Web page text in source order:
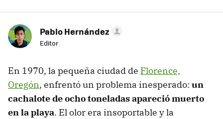
Pablo Hernández
Editor
En 1970, la pequeña ciudad de Florence,
Oregón, enfrentó un problema inesperado: un
cachalote de ocho toneladas apareció muerto
en la playa. El olor era insoportable y la